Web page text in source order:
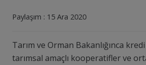
Paylaşım : 15 Ara 2020
Tarım ve Orman Bakanlığınca
tarımsal amaçlı kooperatifler ve